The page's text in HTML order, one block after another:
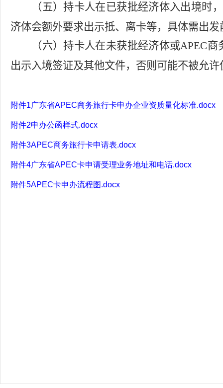
（五）持卡人在已获批经济体入出境时
济体会额外要求出示抵、离卡等，具体需出
（六）持卡人在未获批经济体或APEC商
出示入境签证及其他文件，否则可能不被允
附件1广东省APEC商务旅行卡申办企业资质量化标准.docx
附件2申办公函样式.docx
附件3APEC商务旅行卡申请表.docx
附件4广东省APEC卡申请受理业务地址和电话.docx
附件5APEC卡申办流程图.docx